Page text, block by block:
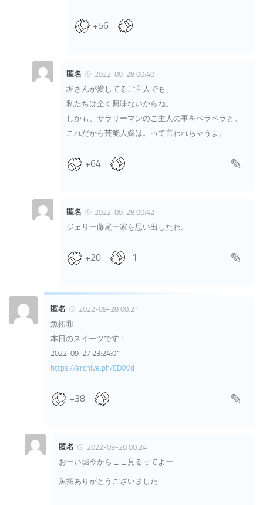
+56
匿名
2022-09-28 00:40
堀さんが愛してるご主人でも、
私たちは全く興味ないからね。
しかも、サラリーマンのご主人の事をペラペラと。
これだから芸能人嫁は。って言われちゃうよ。
+64
匿名
2022-09-28 00:42
ジェリー藤尾一家を思い出したわ。
+20 -1
匿名
2022-09-28 00:21
魚拓⑪
本日のスイーツです！
2022-09-27 23:24:01
https://archive.ph/CD0Vd
+38
匿名
2022-09-28 00:24
おーい堀今からここ見るってよー
魚拓ありがとうございました